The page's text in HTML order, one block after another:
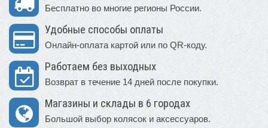
Бесплатно во многие регионы России.
Удобные способы оплаты
Онлайн-оплата картой или по QR-коду.
Работаем без выходных
Возврат в течение 14 дней после покупки.
Магазины и склады в 6 городах
Большой выбор колясок и аксессуаров.